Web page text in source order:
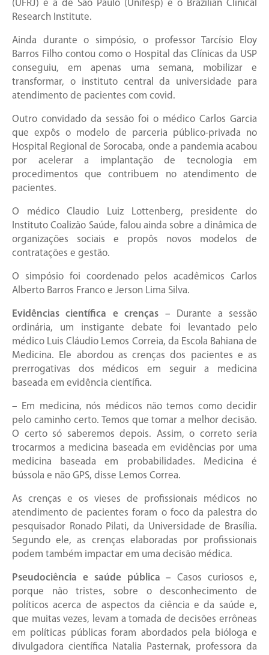
(UFRJ) e a de São Paulo (Unifesp) e o Brazilian Clinical
Research Institute.
Ainda durante o simpósio, o professor Tarcísio Eloy
Barros Filho contou como o Hospital das Clínicas da USP
conseguiu, em apenas uma semana, mobilizar e
transformar, o instituto central da universidade para
atendimento de pacientes com covid.
Outro convidado da sessão foi o médico Carlos Garcia
que expôs o modelo de parceria público-privada no
Hospital Regional de Sorocaba, onde a pandemia acabou
por acelerar a implantação de tecnologia em
procedimentos que contribuem no atendimento de
pacientes.
O médico Claudio Luiz Lottenberg, presidente do
Instituto Coalizão Saúde, falou ainda sobre a dinâmica de
organizações sociais e propôs novos modelos de
contratações e gestão.
O simpósio foi coordenado pelos acadêmicos Carlos
Alberto Barros Franco e Jerson Lima Silva.
Evidências científica e crenças –
Durante a sessão
ordinária, um instigante debate foi levantado pelo
médico Luis Cláudio Lemos Correia, da Escola Bahiana de
Medicina. Ele abordou as crenças dos pacientes e as
prerrogativas dos médicos em seguir a medicina
baseada em evidência científica.
– Em medicina, nós médicos não temos como decidir
pelo caminho certo. Temos que tomar a melhor decisão.
O certo só saberemos depois. Assim, o correto seria
trocarmos a medicina baseada em evidências por uma
medicina baseada em probabilidades. Medicina é
bússola e não GPS, disse Lemos Correa.
As crenças e os vieses de profissionais médicos no
atendimento de pacientes foram o foco da palestra do
pesquisador Ronado Pilati, da Universidade de Brasília.
Segundo ele, as crenças elaboradas por profissionais
podem também impactar em uma decisão médica.
Pseudociência e saúde pública –Casos curiosos e,
porque não tristes, sobre o desconhecimento de
políticos acerca de aspectos da ciência e da saúde e,
que muitas vezes, levam a tomada de decisões errôneas
em políticas públicas foram abordados pela bióloga e
divulgadora científica Natalia Pasternak, professora da